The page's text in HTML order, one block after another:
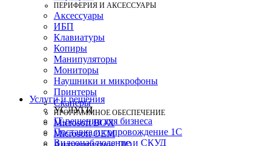
ПЕРИФЕРИЯ И АКСЕССУАРЫ
Аксессуары
ИБП
Клавиатуры
Копиры
Манипуляторы
Мониторы
Наушники и микрофоны
Принтеры
Сканеры
ПРОГРАММНОЕ ОБЕСПЕЧЕНИЕ
Microsoft BOX
Microsoft OEM
Услуги и решения
УСЛУГИ
IT-решения для бизнеса
Поставка и сопровождение 1C
Видеонаблюдение и СКУД